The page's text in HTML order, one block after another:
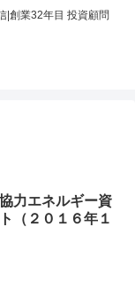
|創業32年目 投資顧問
力エネルギー資
（２０１６年１